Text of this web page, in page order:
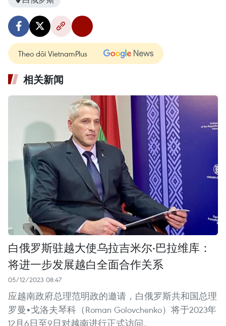
Theo dõi VietnamPlus
相关新闻
白俄罗斯驻越大使乌拉吉米尔·巴拉维库：
将进一步发展越白全面合作关系
05/12/2023 08:47
应越南政府总理范明政的邀请，白俄罗斯共和国总理
罗曼•戈洛夫琴科（Roman Golovchenko）将于2023年
12月6日至9日对越南进行正式访问。